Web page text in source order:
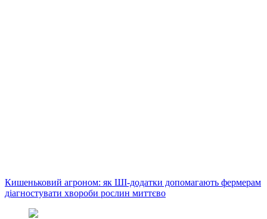
Кишеньковий агроном: як ШІ-додатки допомагають фермерам
діагностувати хвороби рослин миттєво